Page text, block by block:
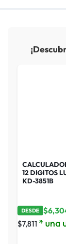
12 DIGITOS
KD-3851B
DESDE $
$7,811 * una